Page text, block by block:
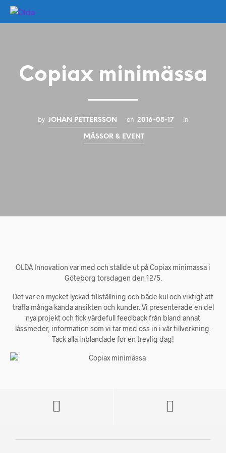
Copiax minimässa
by JOHAN PETTERSSON on 2016-05-17 in
MÄSSOR & EVENT
OLDA Innovation var med och ställde ut på Copiax minimässa i
Göteborg torsdagen den 12/5.
Det var en mycket lyckad tillställning och både kul och viktigt att
träffa många kända ansikten och kunder. Vi presenterade en del
nya projekt och fick värdefull feedback från bland annat
låssmeder, information som vi tar med oss in i vår tillverkning.
Tack alla inblandade för en trevlig dag!